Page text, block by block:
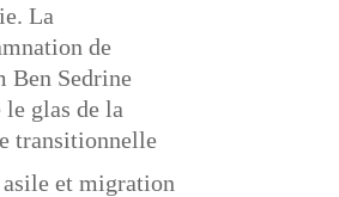
La
de
Ben Sedrine
le glas de la
transitionnelle
asile et migration